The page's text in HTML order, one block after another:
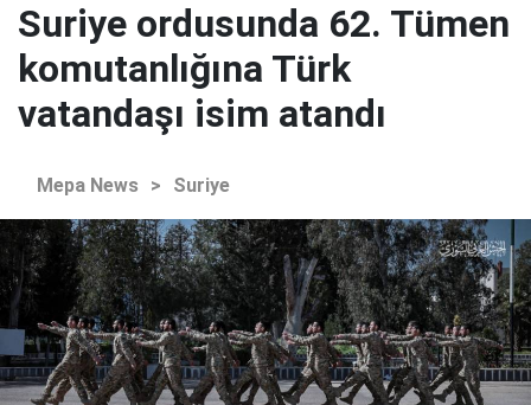
Suriye ordusunda 62. Tümen
komutanlığına Türk
vatandaşı isim atandı
Mepa News > Suriye